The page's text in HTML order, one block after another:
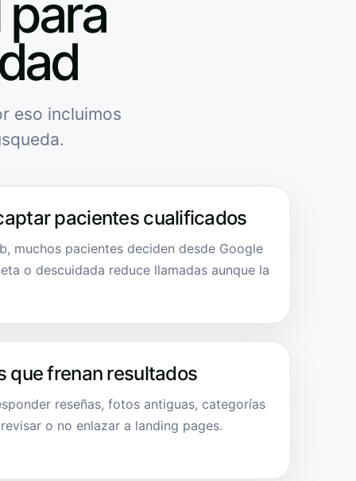
eso incluimos
pacientes cualificados
muchos pacientes deciden desde Google
o descuidada reduce llamadas aunque la
que frenan resultados
reseñas, fotos antiguas, categorías
o no enlazar a landing pages.